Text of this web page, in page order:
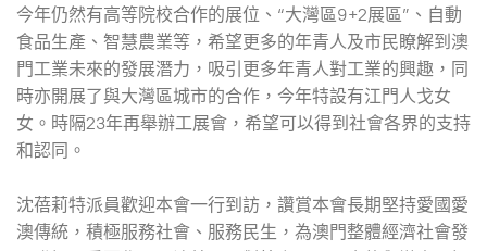
今年仍然有高等院校合作的展位、“大灣區9+2展區”、自動
食品生產、智慧農業等，希望更多的年青人及市民瞭解到澳
門工業未來的發展潛力，吸引更多年青人對工業的興趣，同
時亦開展了與大灣區城市的合作，今年特設有江門人戈女
女。時隔23年再舉辦工展會，希望可以得到社會各界的支持
和認同。
沈蓓莉特派員歡迎本會一行到訪，讚賞本會長期堅持愛國愛
澳傳統，積極服務社會、服務民生，為澳門整體經濟社會發